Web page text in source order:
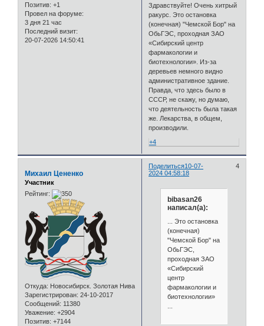
Позитив: +1
Провел на форуме:
3 дня 21 час
Последний визит:
20-07-2026 14:50:41
Здравствуйте! Очень хитрый
ракурс. Это остановка
(конечная) "Чемской Бор" на
ОбьГЭС, проходная ЗАО
«Сибирский центр
фармакологии и
биотехнологии». Из-за
деревьев немного видно
административное здание.
Правда, что здесь было в
СССР, не скажу, но думаю,
что деятельность была такая
же. Лекарства, в общем,
производили.
+4
Поделиться 4
10-07-
2024 04:58:18
Михаил Цененко
Участник
Рейтинг:
Откуда: Новосибирск. Золотая Нива
Зарегистрирован: 24-10-2017
Сообщений: 11380
Уважение: +2904
Позитив: +7144
bibasan26
написал(а):
... Это остановка
(конечная)
"Чемской Бор" на
ОбьГЭС,
проходная ЗАО
«Сибирский
центр
фармакологии и
биотехнологии»